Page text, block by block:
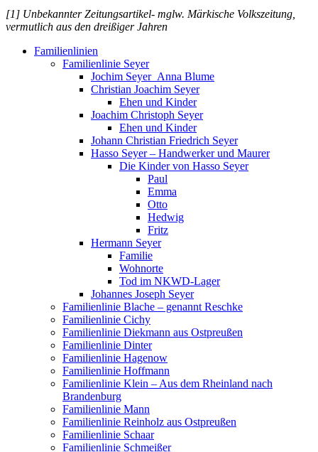
[1] Unbekannter Zeitungsartikel- mglw. Märkische Volkszeitung,
vermutlich aus den dreißiger Jahren
Familienlinien
Familienlinie Seyer
Jochim Seyer_Anna Blume
Christian Joachim Seyer
Ehen und Kinder
Joachim Christoph Seyer
Ehen und Kinder
Johann Christian Friedrich Seyer
Hasso Seyer – Handwerker und Maurer
Die Kinder von Hasso Seyer
Paul
Emma
Otto
Hedwig
Fritz
Hermann Seyer
Familie
Wohnorte
Tod im NKWD-Lager
Johannes Joseph Seyer
Familienlinie Blache – genannt Reschke
Familienlinie Cichy
Familienlinie Diekmann aus Ostpreußen
Familienlinie Dinter
Familienlinie Hagenow
Familienlinie Hoffmann
Familienlinie Klein – Aus dem Rheinland nach
Brandenburg
Familienlinie Mann
Familienlinie Reinholz aus Ostpreußen
Familienlinie Schaar
Familienlinie Schmeißer